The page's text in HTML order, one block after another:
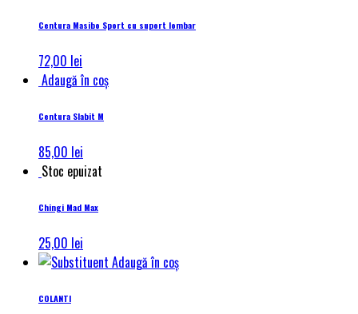
Centura Masibo Sport cu suport lombar
72,00 lei
Adaugă în coș
Centura Slabit M
85,00 lei
Stoc epuizat
Chingi Mad Max
25,00 lei
Adaugă în coș
COLANTI